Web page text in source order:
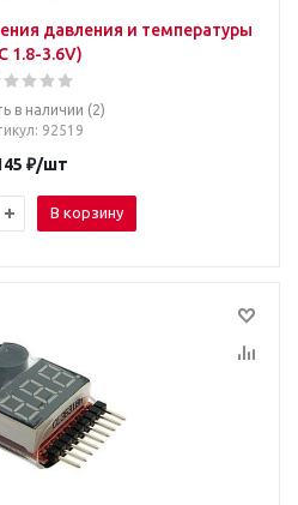
давления и температуры
1.8-3.6V)
в наличии (2)
: 92519
₽/шт
В корзину